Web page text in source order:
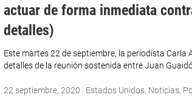
actuar de forma inmediata
detalles)
Este martes 22 de septiembre, la periodista Carla
detalles de la reunión sostenida entre Juan
22 septiembre, 2020 | Estados Unidos, Noticias,